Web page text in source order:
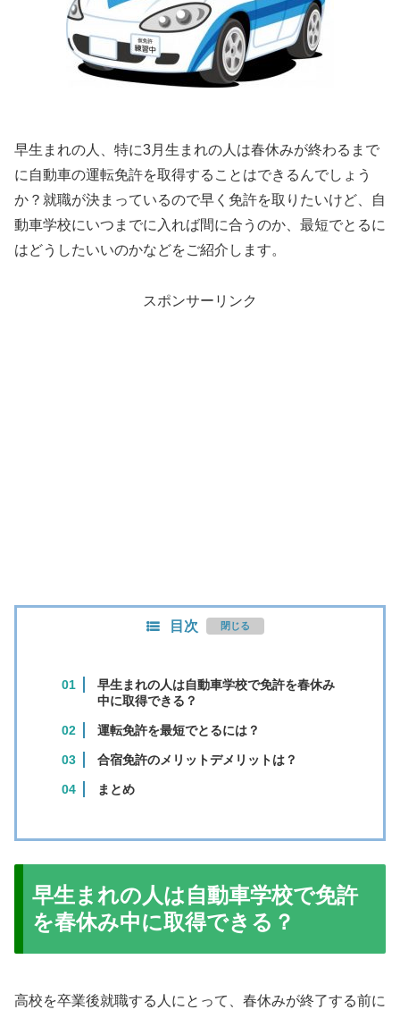
早生まれの人、特に3月生まれの人は春休みが終わるまで
に自動車の運転免許を取得することはできるんでしょう
か？就職が決まっているので早く免許を取りたいけど、自
動車学校にいつまでに入れば間に合うのか、最短でとるに
はどうしたいいのかなどをご紹介します。
スポンサーリンク
目次
早生まれの人は自動車学校で免許を春休み
中に取得できる？
運転免許を最短でとるには？
合宿免許のメリットデメリットは？
まとめ
早生まれの人は自動車学校で免許
を春休み中に取得できる？
高校を卒業後就職する人にとって、春休みが終了する前に